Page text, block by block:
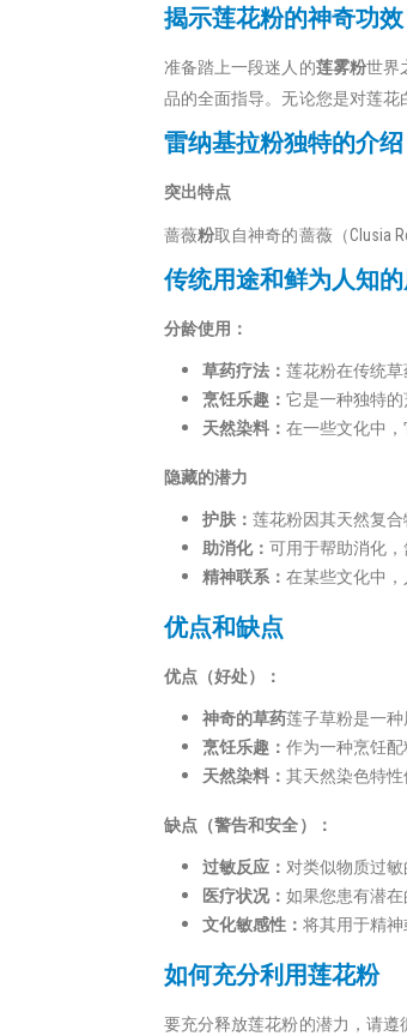
揭示莲花粉的神奇功效
准备踏上一段迷人的莲雾粉世界
品的全面指导。无论您是对莲花
雷纳基拉粉独特的介绍
突出特点
蔷薇粉取自神奇的蔷薇（Clusia
传统用途和鲜为人知
分龄使用：
草药疗法： 莲花粉在传统草
烹饪乐趣： 它是一种独特
天然染料： 在一些文化中，
隐藏的潜力
护肤： 莲花粉因其天然复合
助消化： 可用于帮助消化，
精神联系： 在某些文化中
优点和缺点
优点（好处）：
神奇的草药莲子草粉是一
烹饪乐趣： 作为一种烹饪
天然染料： 其天然染色特性
缺点（警告和安全）：
过敏反应： 对类似物质过敏
医疗状况： 如果您患有潜
文化敏感性： 将其用于精神
如何充分利用莲花粉
要充分释放莲花粉的潜力，请遵